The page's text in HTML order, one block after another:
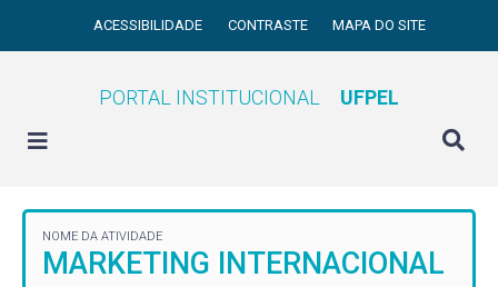
ACESSIBILIDADE CONTRASTE MAPA DO SITE
PORTAL INSTITUCIONAL UFPEL
NOME DA ATIVIDADE
MARKETING INTERNACIONAL